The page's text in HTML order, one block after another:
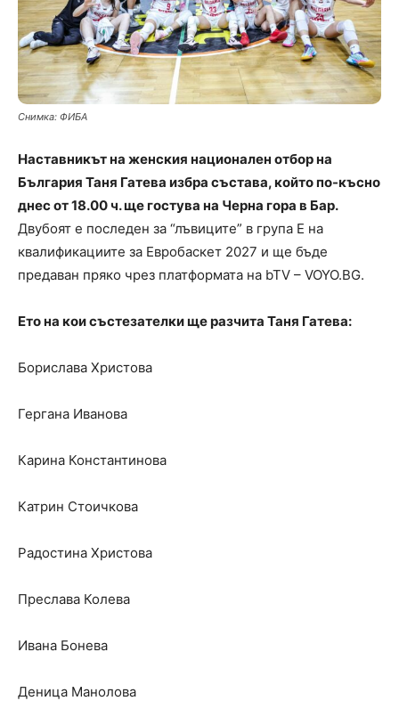
Снимка: ФИБА
Наставникът на женския национален отбор на
България Таня Гатева избра състава, който по-късно
днес от 18.00 ч. ще гостува на Черна гора в Бар.
Двубоят е последен за “лъвиците” в група Е на
квалификациите за Евробаскет 2027 и ще бъде
предаван пряко чрез платформата на bTV – VOYO.BG.
Ето на кои състезателки ще разчита Таня Гатева:
Борислава Христова
Гергана Иванова
Карина Константинова
Катрин Стоичкова
Радостина Христова
Преслава Колева
Ивана Бонева
Деница Манолова